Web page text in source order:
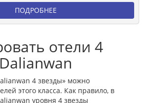
ПОДРОБНЕЕ
отели 4
4 звезды» можно
этого класса. Как правило, в
уровня 4 звезды